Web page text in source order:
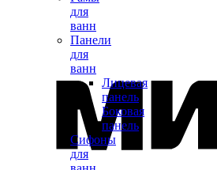
для
ванн
Панели
для
ванн
Лицевая
панель
Боковая
панель
Сифоны
для